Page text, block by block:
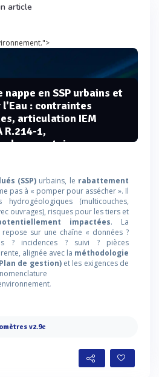
article
en SSP urbains et
l'Eau : contraintes
articulation IEM
R.214-1,
documentaire
(SSP)urbains, le rabattement
pas à « pomper pour assécher ». Il
hydrogéologiques (multicouches,
ouvrages), risques pour les tiers et
impactées. La
sur une chaîne « données ?
? incidences ? suivi ? pièces
alignée avec la méthodologie
de gestion)et les exigences de
.
v2.9c